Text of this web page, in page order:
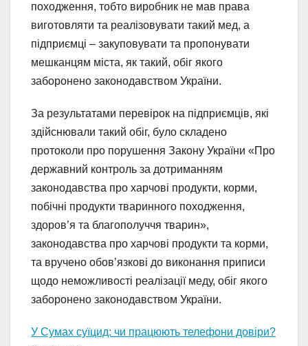
походження, тобто виробник не мав права
виготовляти та реалізовувати такий мед, а
підприємці – закуповувати та пропонувати
мешканцям міста, як такий, обіг якого
заборонено законодавством України.
За результатами перевірок на підприємців, які
здійснювали такий обіг, було складено
протоколи про порушення Закону України «Про
державний контроль за дотриманням
законодавства про харчові продукти, корми,
побічні продукти тваринного походження,
здоров’я та благополуччя тварин»,
законодавства про харчові продукти та корми,
та вручено обов’язкові до виконання приписи
щодо неможливості реалізації меду, обіг якого
заборонено законодавством України.
У Сумах суїцид: чи працюють телефони довіри?